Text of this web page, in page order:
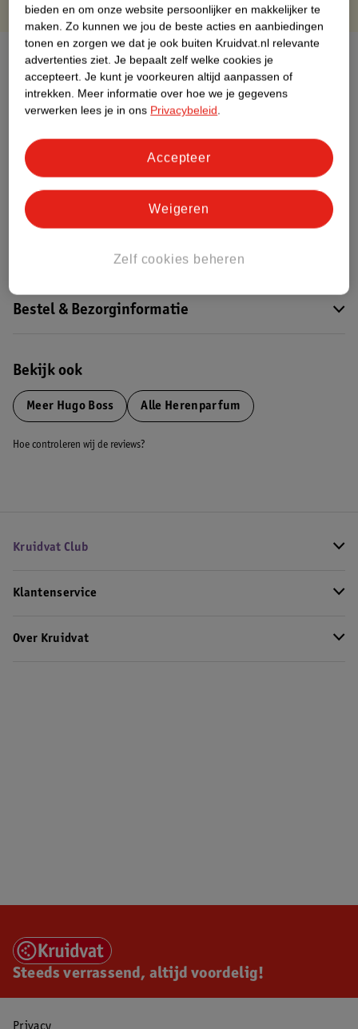
Over dit product
Productinformatie
Etiketinformatie
Nature Impact Score
Dit product heeft (nog) geen Nature
Impact Score.
Bestel & Bezorginformatie
Bekijk ook
Meer Hugo Boss Alle Herenparfum
Hoe controleren wij de reviews?
Kruidvat Club
Klantenservice
Over Kruidvat
Steeds verrassend, altijd voordelig!
bieden en om onze website persoonlijker en makkelijker te
maken. Zo kunnen we jou de beste acties en aanbiedingen
tonen en zorgen we dat je ook buiten Kruidvat.nl relevante
advertenties ziet. Je bepaalt zelf welke cookies je
accepteert. Je kunt je voorkeuren altijd aanpassen of
intrekken. Meer informatie over hoe we je gegevens
verwerken lees je in ons Privacybeleid.
Zelf cookies beheren
Weigeren
Accepteer